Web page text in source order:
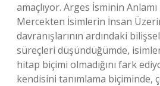
amaçlıyor. Arges İsminin
Mercekten İsimlerin İnsan
davranışlarının ardındaki
süreçleri düşündüğümde,
hitap biçimi olmadığını fark
kendisini tanımlama biçiminde,